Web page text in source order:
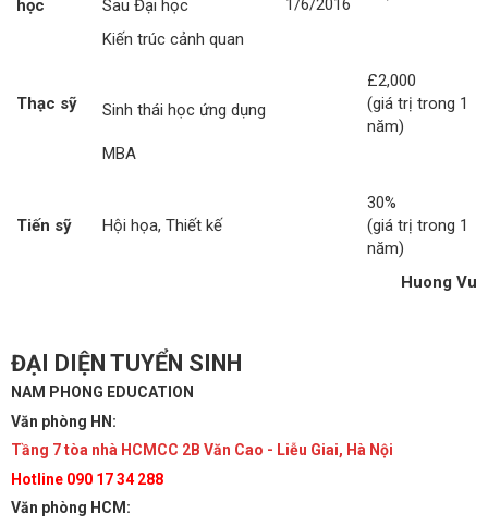
học
Sau Đại học
Thạc sỹ
Kiến trúc cảnh quan
Sinh thái học ứng dụng
MBA
£2,000
(giá trị trong 1
năm)
Tiến sỹ Hội họa, Thiết kế
30%
(giá trị trong 1
năm)
Huong Vu
ĐẠI DIỆN TUYỂN SINH
NAM PHONG EDUCATION
Văn phòng HN:
Tầng 7 tòa nhà HCMCC 2B Văn Cao - Liễu Giai, Hà Nội
Hotline 090 17 34 288
Văn phòng HCM: